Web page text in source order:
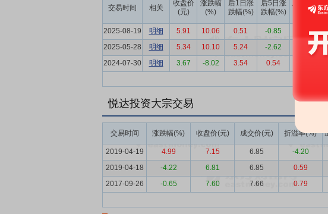
期开展碳控排管理、碳减排量开发、碳资产交易，加快建
努力成为绿色低碳发展的示范者和引领者。 （五）悦达生
业废弃物综合利用的企业。悦达生物质公司计划先期投资
色甲醇、绿色航煤等项目提供燃料或原料支持，进一步打造
要点4：新材料
公司参股子公司珩创纳米主要产品为磷酸
又有着安全性和寿命长的优点。珩创纳米拥有多项从美国
近20年锂电池正极材料行业的从业经验。
要点5：智能制造
（一）悦达智能农装 公司控股子公司
产品拖拉机功率覆盖25-300马力，是我国直联式全齿轮传
区，并外销北美洲、欧洲、南美洲、非洲、东南亚及中东
造、品牌运营于一体的综合型纺织企业。公司成立于2003
印染面料，400万套（件）家纺制品生产加工能力和一条
车、多功能洗扫车、隔离护栏清洗车、高压清洗车、餐厨
术，性能达到国际先进水平。积极策应国家关于循环经济
交易时间 相关
收盘价
(元)
涨跌幅
(%)
后1日涨
跌幅(%)
后5日涨
跌幅(%)
后10日涨
跌幅(%)
2025-08-19 明细 5.91 10.06 0.51 -0.85 -4.40
2025-05-28
明细 5.34 10.10 5.24 -2.62 -2.81
2024-07-30
明细 3.67 -8.02 3.54 0.54
悦达投资大宗交易
交易时间 涨跌幅(%) 收盘价(元) 成交价(元) 折溢率(%)
2019-04-19 4.99 7.15 6.85 -4.20
2019-04-18
-4.22 6.81 6.85 0.59
2017-09-26
-0.65 7.60 7.66 0.79